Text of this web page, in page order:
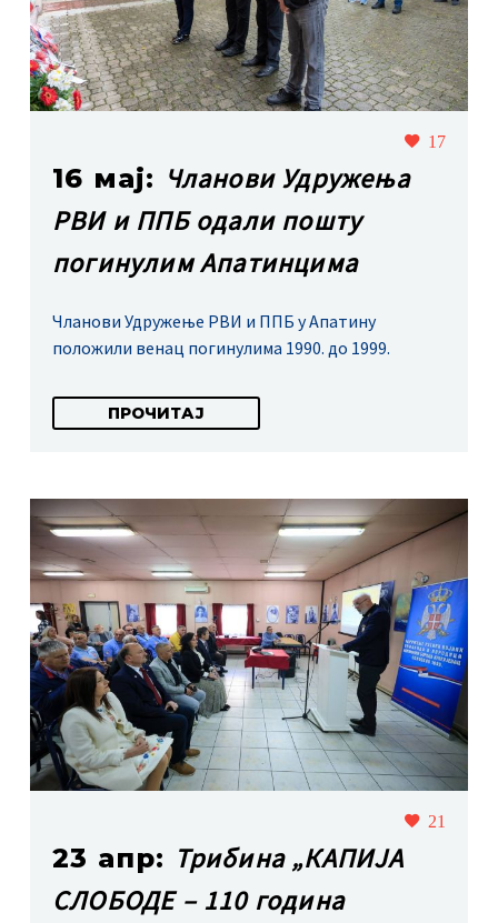
17
16 мај: Чланови Удружења
РВИ и ППБ одали пошту
погинулим Апатинцима
Чланови Удружење РВИ и ППБ у Апатину
положили венац погинулима 1990. до 1999.
ПРОЧИТАЈ
21
23 апр: Трибина „КАПИЈА
СЛОБОДЕ – 110 година